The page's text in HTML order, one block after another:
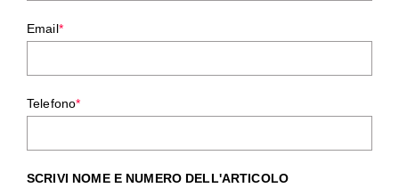
Email*
Telefono*
SCRIVI NOME E NUMERO DELL'ARTICOLO